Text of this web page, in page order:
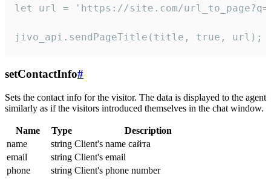
let url = 'https://site.com/
jivo_api.sendPageTitle(title, true, url);
setContactInfo#
Sets the contact info for the visitor. The data is displayed to the agent
similarly as if the visitors introduced themselves in the chat window.
Name Type
Description
name
string Client's name сайта
email
string Client's email
phone
string Client's phone number